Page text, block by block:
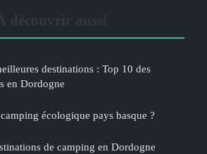
destinations : Top 10 des
en Dordogne
écologique pays basque ?
de camping en Dordogne